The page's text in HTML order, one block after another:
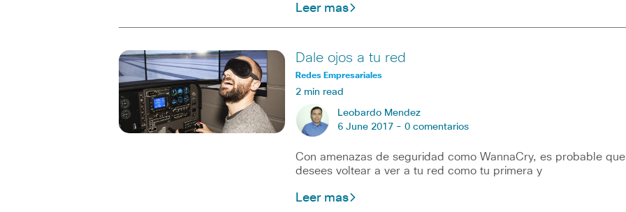
Leer mas
Dale ojos a tu red
Redes Empresariales
2 min read
Leobardo Mendez
6 June 2017 - 0 comentarios
Con amenazas de seguridad como WannaCry, es probable que
desees voltear a ver a tu red como tu primera y
Leer mas